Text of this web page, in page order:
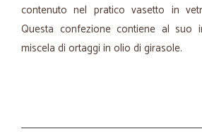
contenuto nel pratico vasetto in
Questa confezione contiene al suo
miscela di ortaggi in olio di girasole.